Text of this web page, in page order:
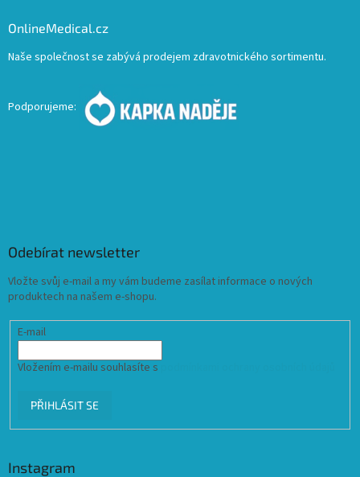
OnlineMedical.cz
Naše společnost se zabývá prodejem zdravotnického sortimentu.
Podporujeme:
Odebírat newsletter
Vložte svůj e-mail a my vám budeme zasílat informace o nových
produktech na našem e-shopu.
E-mail
Vložením e-mailu souhlasíte s
PŘIHLÁSIT SE
Instagram